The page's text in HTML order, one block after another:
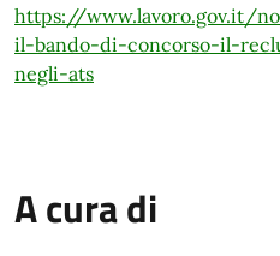
https://www.lavoro.gov.it/
il-bando-di-concorso-il-
negli-ats
A cura di